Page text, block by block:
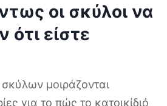
οι σκύλοι να
ότι είστε
σκύλων μοιράζονται
για το πώς το κατοικίδιό